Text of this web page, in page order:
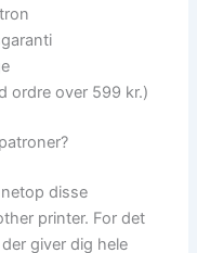
ordre over 599 kr.)
disse
printer. For det
giver dig hele